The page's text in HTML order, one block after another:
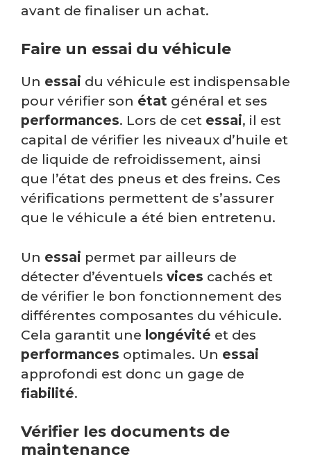
avant de finaliser un achat.
Faire un essai du véhicule
Un essai du véhicule est indispensable
pour vérifier son état général et ses
performances. Lors de cet essai, il est
capital de vérifier les niveaux d’huile et
de liquide de refroidissement, ainsi
que l’état des pneus et des freins. Ces
vérifications permettent de s’assurer
que le véhicule a été bien entretenu.
Un essai permet par ailleurs de
détecter d’éventuels vices cachés et
de vérifier le bon fonctionnement des
différentes composantes du véhicule.
Cela garantit une longévité et des
performances optimales. Un essai
approfondi est donc un gage de
fiabilité.
Vérifier les documents de
maintenance